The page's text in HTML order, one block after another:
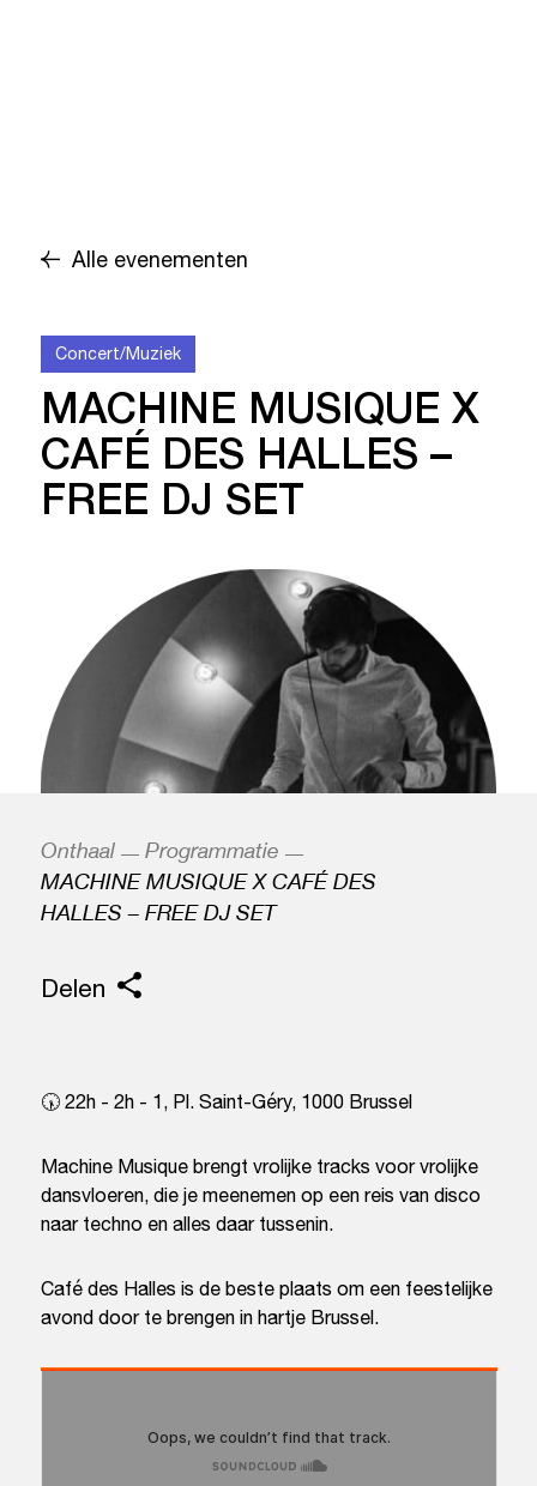
Alle evenementen
Concert/Muziek
MACHINE MUSIQUE X
CAFÉ DES HALLES –
FREE DJ SET
Onthaal
Programmatie
MACHINE MUSIQUE X CAFÉ DES
HALLES – FREE DJ SET
Delen
🕠 22h - 2h - 1, Pl. Saint-Géry, 1000 Brussel
Machine Musique brengt vrolijke tracks voor vrolijke
dansvloeren, die je meenemen op een reis van disco
naar techno en alles daar tussenin.
Café des Halles is de beste plaats om een feestelijke
avond door te brengen in hartje Brussel.